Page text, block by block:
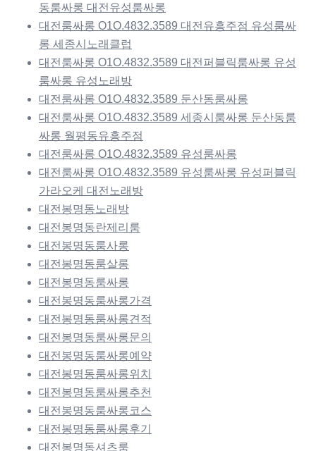
동룸싸롱 대전유성룸싸롱
대전룸싸롱 O1O.4832.3589 대전유흥주점 유성룸싸
롱 세종시노래클럽
대전룸싸롱 O1O.4832.3589 대전퍼블릭룸싸롱 유성
룸싸롱 유성노래방
대전룸싸롱 O1O.4832.3589 둔산동룸싸롱
대전룸싸롱 O1O.4832.3589 세종시룸싸롱 둔산동룸
싸롱 월평동유흥주점
대전룸싸롱 O1O.4832.3589 유성룸싸롱
대전룸싸롱 O1O.4832.3589 유성룸싸롱 유성퍼블릭
가라오케 대전노래방
대전봉명동노래방
대전봉명동란제리룸
대전봉명동룸사롱
대전봉명동룸살롱
대전봉명동룸싸롱
대전봉명동룸싸롱가격
대전봉명동룸싸롱견적
대전봉명동룸싸롱문의
대전봉명동룸싸롱예약
대전봉명동룸싸롱위치
대전봉명동룸싸롱추천
대전봉명동룸싸롱코스
대전봉명동룸싸롱후기
대전봉명동셔츠룸